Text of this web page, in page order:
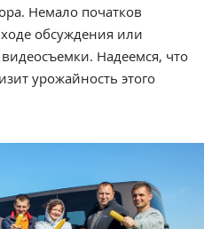
Немало початков
обсуждения или
Надеемся, что
урожайность этого